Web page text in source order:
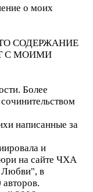
о моих
СОДЕРЖАНИЕ
С МОИМИ
Более
написанные за
и
на сайте ЧХА
Любви", в